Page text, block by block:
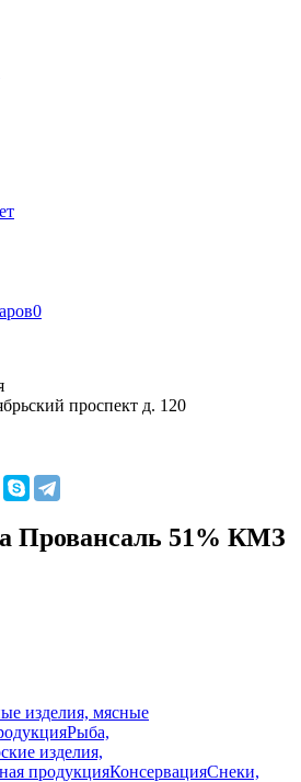
0
проспект д. 120
Провансаль 51% КМЗ
изделия, мясные
Рыба,
изделия,
продукцияКонсервацияСнеки,